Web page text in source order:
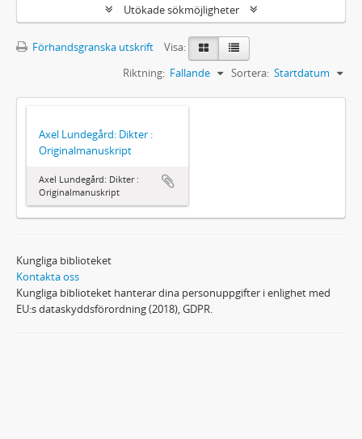
Utökade sökmöjligheter
Förhandsgranska utskrift
Visa:
Sortera: Startdatum
Riktning: Fallande
Axel Lundegård: Dikter :
Originalmanuskript
Axel Lundegård: Dikter :
Originalmanuskript
Kungliga biblioteket
Kontakta oss
Kungliga biblioteket hanterar dina personuppgifter i enlighet med
EU:s dataskyddsförordning (2018), GDPR.